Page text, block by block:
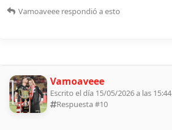
Vamoaveee respondió a esto
Vamoaveee
Escrito el día 15/05/2026 a las 15:44
Respuesta #10